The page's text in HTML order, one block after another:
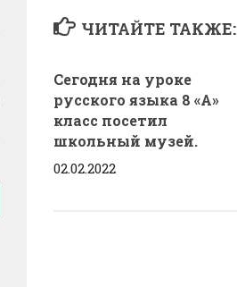
ЧИТАЙТЕ ТАКЖЕ:
Сегодня на уроке
русского языка 8 «А»
класс посетил
школьный музей.
02.02.2022